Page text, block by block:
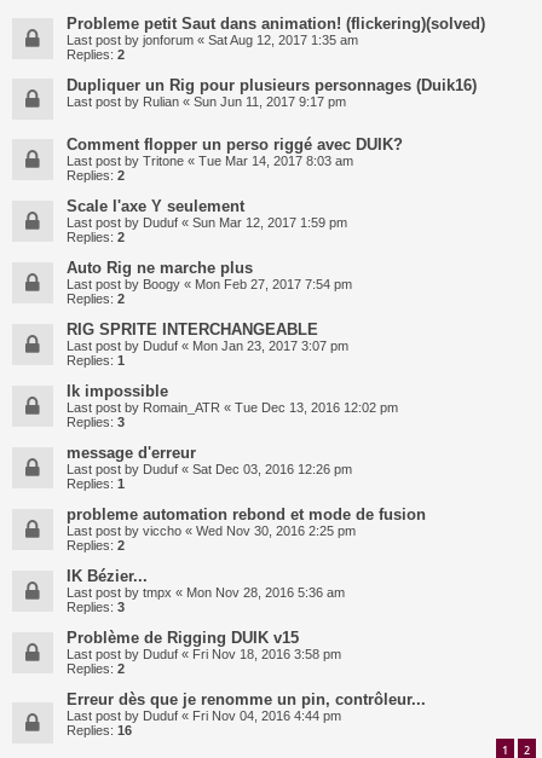
Probleme petit Saut dans animation! (flickering)(solved)
Last post by jonforum « Sat Aug 12, 2017 1:35 am
Replies: 2
Dupliquer un Rig pour plusieurs personnages (Duik16)
Last post by Rulian « Sun Jun 11, 2017 9:17 pm
Comment flopper un perso riggé avec DUIK?
Last post by Tritone « Tue Mar 14, 2017 8:03 am
Replies: 2
Scale l'axe Y seulement
Last post by Duduf « Sun Mar 12, 2017 1:59 pm
Replies: 2
Auto Rig ne marche plus
Last post by Boogy « Mon Feb 27, 2017 7:54 pm
Replies: 2
RIG SPRITE INTERCHANGEABLE
Last post by Duduf « Mon Jan 23, 2017 3:07 pm
Replies: 1
Ik impossible
Last post by Romain_ATR « Tue Dec 13, 2016 12:02 pm
Replies: 3
message d'erreur
Last post by Duduf « Sat Dec 03, 2016 12:26 pm
Replies: 1
probleme automation rebond et mode de fusion
Last post by viccho « Wed Nov 30, 2016 2:25 pm
Replies: 2
IK Bézier...
Last post by tmpx « Mon Nov 28, 2016 5:36 am
Replies: 3
Problème de Rigging DUIK v15
Last post by Duduf « Fri Nov 18, 2016 3:58 pm
Replies: 2
Erreur dès que je renomme un pin, contrôleur...
Last post by Duduf « Fri Nov 04, 2016 4:44 pm
Replies: 16
1 2